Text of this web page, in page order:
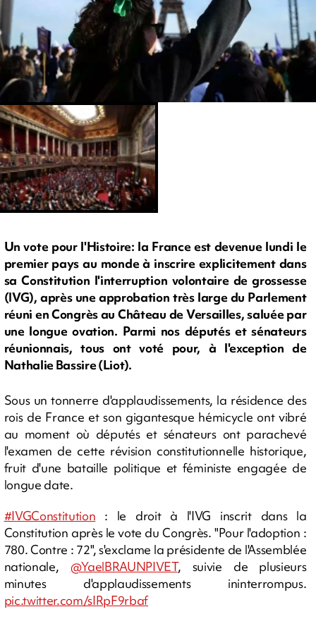
Un vote pour l'Histoire: la France est devenue lundi le
premier pays au monde à inscrire explicitement dans
sa Constitution l'interruption volontaire de grossesse
(IVG), après une approbation très large du Parlement
réuni en Congrès au Château de Versailles, saluée par
une longue ovation. Parmi nos députés et sénateurs
réunionnais, tous ont voté pour, à l'exception de
Nathalie Bassire (Liot).
Sous un tonnerre d'applaudissements, la résidence des
rois de France et son gigantesque hémicycle ont vibré
au moment où députés et sénateurs ont parachevé
l'examen de cette révision constitutionnelle historique,
fruit d'une bataille politique et féministe engagée de
longue date.
#IVGConstitution : le droit à l'IVG inscrit dans la
Constitution après le vote du Congrès. "Pour l'adoption :
780. Contre : 72", s'exclame la présidente de l'Assemblée
nationale, @YaelBRAUNPIVET, suivie de plusieurs
minutes d'applaudissements ininterrompus.
pic.twitter.com/sIRpF9rbaf